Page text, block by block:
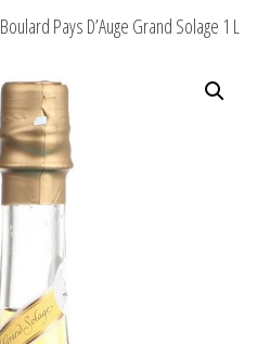
Boulard Pays D’Auge Grand Solage 1 L